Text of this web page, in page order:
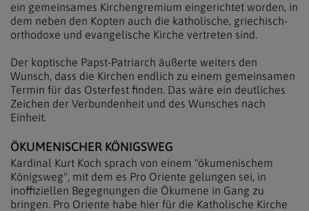
ein gemeinsames Kirchengremium eingerichtet worden, in
dem neben den Kopten auch die katholische, griechisch-
orthodoxe und evangelische Kirche vertreten sind.
Der koptische Papst-Patriarch äußerte weiters den
Wunsch, dass die Kirchen endlich zu einem gemeinsamen
Termin für das Osterfest finden. Das wäre ein deutliches
Zeichen der Verbundenheit und des Wunsches nach
Einheit.
ÖKUMENISCHER KÖNIGSWEG
Kardinal Kurt Koch sprach von einem "ökumenischem
Königsweg", mit dem es Pro Oriente gelungen sei, in
inoffiziellen Begegnungen die Ökumene in Gang zu
bringen. Pro Oriente habe hier für die Katholische Kirche